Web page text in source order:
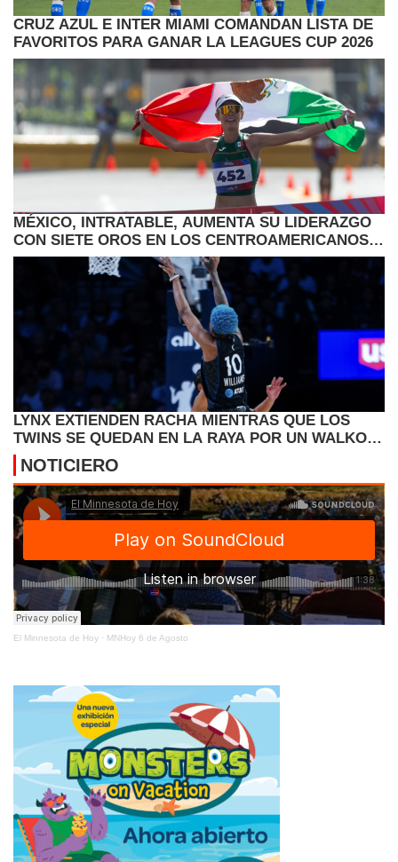
CRUZ AZUL E INTER MIAMI COMANDAN LISTA DE
FAVORITOS PARA GANAR LA LEAGUES CUP 2026
MÉXICO, INTRATABLE, AUMENTA SU LIDERAZGO
CON SIETE OROS EN LOS CENTROAMERICANOS Y
CARIBE
LYNX EXTIENDEN RACHA MIENTRAS QUE LOS
TWINS SE QUEDAN EN LA RAYA POR UN WALKOFF
DE SEATTLE
NOTICIERO
El Minnesota de Hoy · MNHoy 6 de Agosto